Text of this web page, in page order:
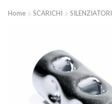
Home SCARICHI SILENZIATORI